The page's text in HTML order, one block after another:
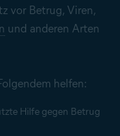
vor Betrug, Viren,
und anderen Arten
helfen:
Hilfe gegen Betrug